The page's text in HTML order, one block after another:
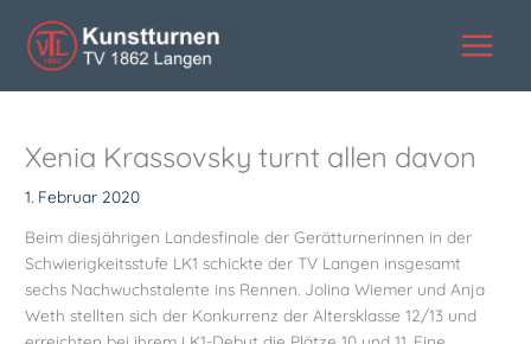
Inhalt
springen
Xenia Krassovsky turnt allen davon
1. Februar 2020
Beim diesjährigen Landesfinale der Gerätturnerinnen in der
Schwierigkeitsstufe LK1 schickte der TV Langen insgesamt
sechs Nachwuchstalente ins Rennen. Jolina Wiemer und Anja
Weth stellten sich der Konkurrenz der Altersklasse 12/13 und